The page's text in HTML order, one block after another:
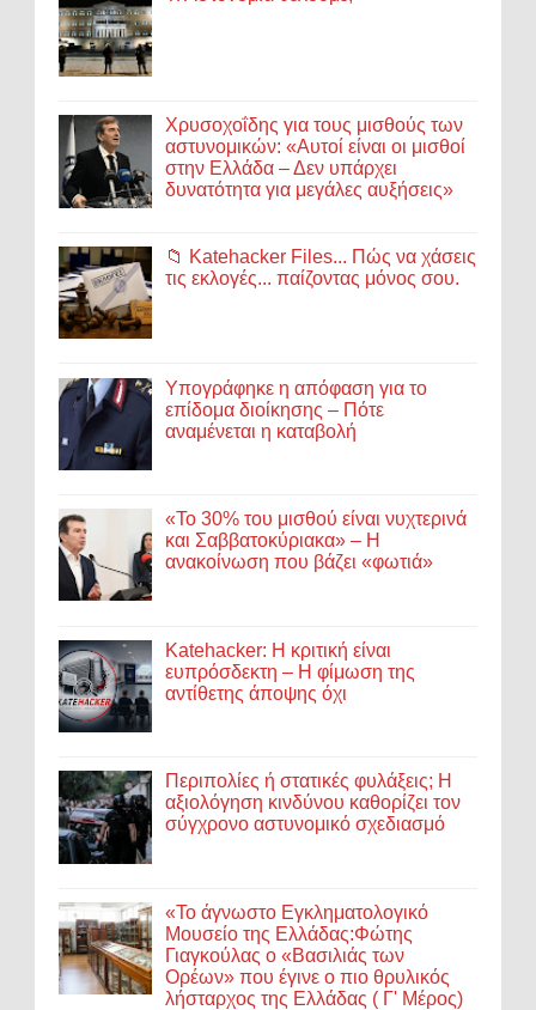
Χρυσοχοΐδης για τους μισθούς των
αστυνομικών: «Αυτοί είναι οι μισθοί
στην Ελλάδα – Δεν υπάρχει
δυνατότητα για μεγάλες αυξήσεις»
📁 Katehacker Files... Πώς να χάσεις
τις εκλογές... παίζοντας μόνος σου.
Υπογράφηκε η απόφαση για το
επίδομα διοίκησης – Πότε
αναμένεται η καταβολή
«Το 30% του μισθού είναι νυχτερινά
και Σαββατοκύριακα» – Η
ανακοίνωση που βάζει «φωτιά»
Katehacker: Η κριτική είναι
ευπρόσδεκτη – Η φίμωση της
αντίθετης άποψης όχι
Περιπολίες ή στατικές φυλάξεις; Η
αξιολόγηση κινδύνου καθορίζει τον
σύγχρονο αστυνομικό σχεδιασμό
«Το άγνωστο Εγκληματολογικό
Μουσείο της Ελλάδας:Φώτης
Γιαγκούλας ο «Βασιλιάς των
Ορέων» που έγινε ο πιο θρυλικός
λήσταρχος της Ελλάδας ( Γ' Μέρος)